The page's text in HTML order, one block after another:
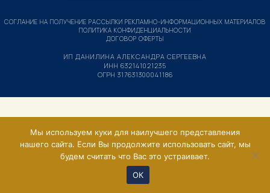
ИП ДАНИЛИНА АЛЕКСАНДРА СЕРГЕЕВНА
ИНН 632141021235
ОГРН 317631300041186
СОГЛАНИЕ НА ПОЛУЧЕНИЕ РАССЫЛКИ РЕКЛАМНО-ИНФОРМАЦИОННЫХ МАТЕРИАЛОВ
ПОЛИТИКА КОНФИДЕНЦИАЛЬНОСТИ
ДОГОВОР ОФЕРТЫ
Мы используем куки для наилучшего представления
нашего сайта. Если Вы продолжите использовать сайт, мы
будем считать что Вас это устраивает.
ОК